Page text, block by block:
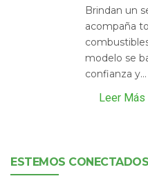
Brindan un
acompaña
modelo se
confianza y...
Leer Más
ESTEMOS CONECTADOS